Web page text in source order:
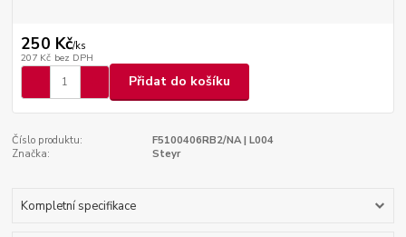
250 Kč/ks
207 Kč bez DPH
Přidat do košíku
Číslo produktu:
F5100406RB2/NA | L004
Značka:
Steyr
Kompletní specifikace